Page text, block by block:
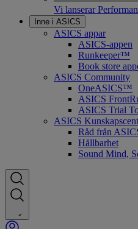
Vi lanserar
Inne i ASICS
ASICS appar
ASICS-appen
Runkeeper™
Book store
ASICS Community
OneASICS™
ASICS
ASICS Trial
ASICS
Råd från
Hållbarhet
Sound Mind,